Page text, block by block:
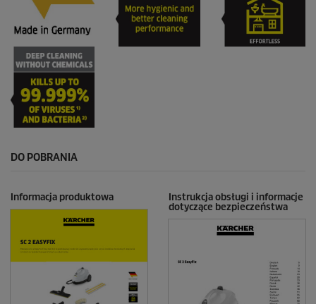
DO POBRANIA
Informacja produktowa
Instrukcja obsługi i informacje
dotyczące bezpieczeństwa